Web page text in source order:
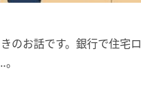
のお話です。銀行で住宅ロ